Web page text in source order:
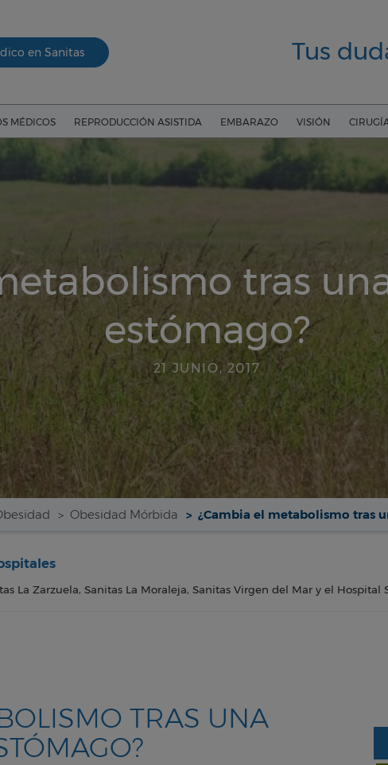
en Sanitas Tus
MÉDICOS REPRODUCCIÓN ASISTIDA EMBARAZO VISIÓN
tras
estómago?
21 JUNIO, 2017
Obesidad Mórbida ¿Cambia el metabolismo tras
La Zarzuela, Sanitas La Moraleja, Sanitas Virgen del Mar y el Hospital
TRAS UNA